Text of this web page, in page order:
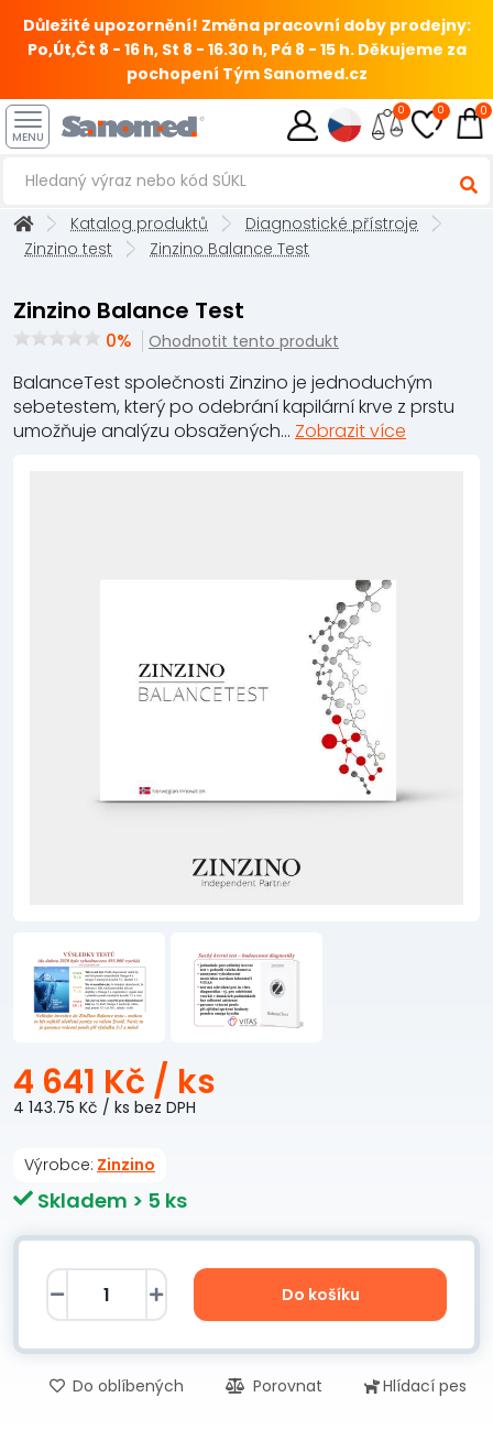
Důležité upozornění! Změna pracovní doby prodejny:
Po,Út,Čt 8 - 16 h, St 8 - 16.30 h, Pá 8 - 15 h. Děkujeme za
pochopení Tým Sanomed.cz
MENU
0 0 0
Katalog produktů
Diagnostické přístroje
Zinzino test
Zinzino Balance Test
Zinzino Balance Test
0% Ohodnotit tento produkt
BalanceTest společnosti Zinzino je jednoduchým
sebetestem, který po odebrání kapilární krve z prstu
umožňuje analýzu obsažených... Zobrazit více
4 641 Kč / ks
4 143.75 Kč / ks bez DPH
Výrobce: Zinzino
Skladem > 5 ks
Do košíku
Do oblíbených Porovnat Hlídací pes